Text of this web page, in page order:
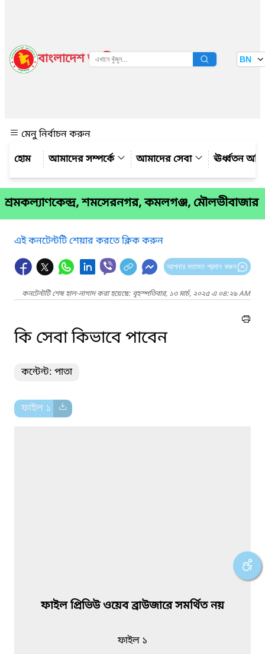
বাংলাদেশ জাতীয় তথ্য বাতায়ন BN
মেনু নির্বাচন করুন
আমাদের সম্পর্কে
আমাদের সেবা ঊর্ধ্বতন
শ্রমকল্যাণকেন্দ্র, শমসেরনগর, কমলগঞ্জ, মৌলভীবাজার
এই কনটেন্টটি শেয়ার করতে ক্লিক করুন
আপনার মতামত প্রদান করুন
কনটেন্টটি শেষ হাল-নাগাদ করা হয়েছে: বৃহস্পতিবার, ১৩ মার্চ, ২০২৫ এ ০৪:২৯ AM
কি সেবা কিভাবে পাবেন
কন্টেন্ট: পাতা
ফাইল ১
ফাইল প্রিভিউ ওয়েব ব্রাউজারে সমর্থিত নয়
ফাইল ১